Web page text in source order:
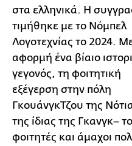
στα ελληνικά. Η
τιμήθηκε με το Νόμπελ
Λογοτεχνίας το 2024.
αφορμή ένα βίαιο
γεγονός, τη φοιτητική
εξέγερση στην πόλη
ΓκουάνγκΤζου της
της ίδιας της Γκανγκ–
φοιτητές και άμαχοι